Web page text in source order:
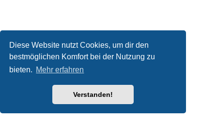
Diese Website nutzt Cookies, um dir den
bestmöglichen Komfort bei der Nutzung zu
bieten. Mehr erfahren
Verstanden!